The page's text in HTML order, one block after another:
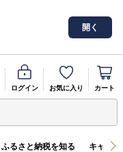
開く
ログイン お気に入り カート
ふるさと納税を知る キャン